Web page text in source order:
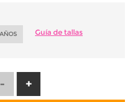
Guía de tallas